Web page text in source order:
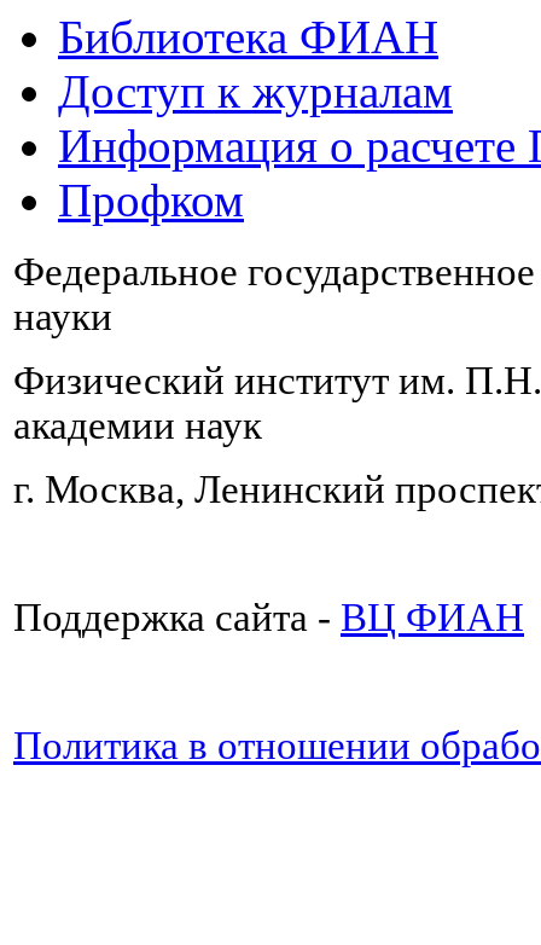
Библиотека ФИАН
Доступ к журналам
Информация о
Профком
Федеральное
науки
Физический институт им.
академии наук
г. Москва, Ленинский
Поддержка сайта - ВЦ ФИАН
Политика в отношении